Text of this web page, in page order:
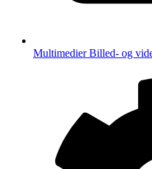
MultimedierBilled- og